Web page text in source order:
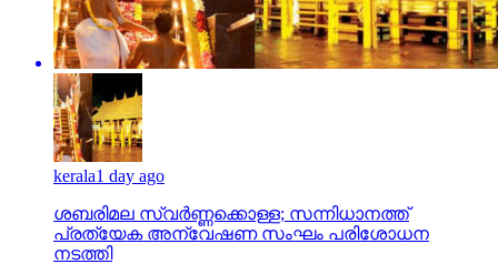
kerala1 day ago
ശബരിമല സ്വര്‍ണ്ണക്കൊള്ള; സന്നിധാനത്ത്
പ്രത്യേക അന്വേഷണ സംഘം പരിശോധന
നടത്തി